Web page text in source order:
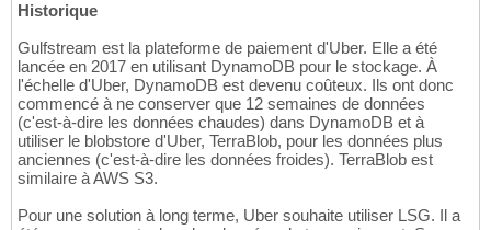
Historique
Gulfstream est la plateforme de paiement d'Uber. Elle a été
lancée en 2017 en utilisant DynamoDB pour le stockage. À
l'échelle d'Uber, DynamoDB est devenu coûteux. Ils ont donc
commencé à ne conserver que 12 semaines de données
(c'est-à-dire les données chaudes) dans DynamoDB et à
utiliser le blobstore d'Uber, TerraBlob, pour les données plus
anciennes (c'est-à-dire les données froides). TerraBlob est
similaire à AWS S3.
Pour une solution à long terme, Uber souhaite utiliser LSG. Il a